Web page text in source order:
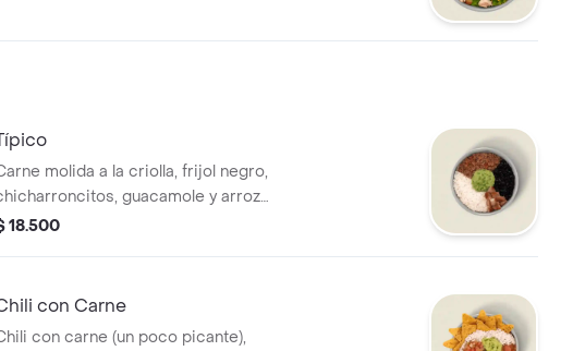
molida a la criolla, frijol negro,
guacamole y arroz
*La bebida tiene un costo
18.500
con Carne
con carne (un poco picante),